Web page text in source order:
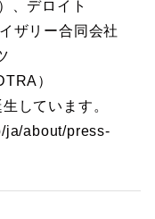
、デロイト
ザリー合同会社
）
しています。
ja/about/press-